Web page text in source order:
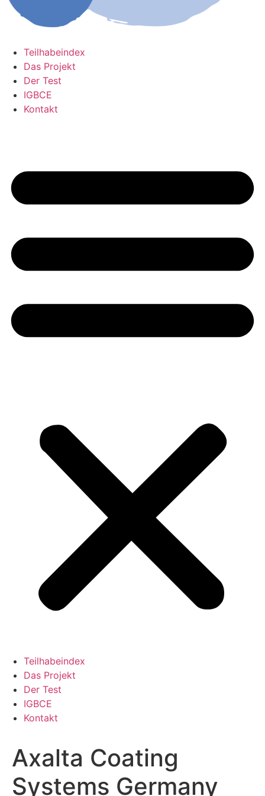
Teilhabeindex
Das Projekt
Der Test
IGBCE
Kontakt
Teilhabeindex
Das Projekt
Der Test
IGBCE
Kontakt
Axalta Coating
Systems Germany